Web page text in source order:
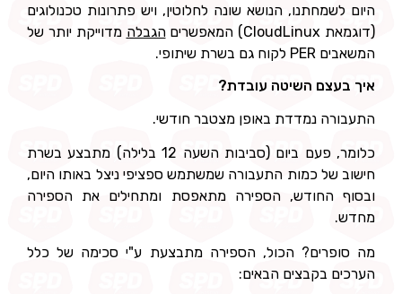
היום לשמחתנו, הנושא שונה לחלוטין, ויש פתרונות טכנולוגים
(דוגמאת CloudLinux) המאפשרים
הגבלה מדוייקת יותר של
המשאבים PER לקוח גם בשרת שיתופי.
איך בעצם השיטה עובדת?
התעבורה נמדדת באופן מצטבר חודשי.
כלומר, פעם ביום (סביבות השעה 12 בלילה) מתבצע בשרת
חישוב של כמות התעבורה שמשתמש ספציפי ניצל באותו היום,
ובסוף החודש, הספירה מתאפסת ומתחילים את הספירה
מחדש.
מה סופרים? הכול, הספירה מתבצעת ע"י סכימה של כלל
הערכים בקבצים הבאים: